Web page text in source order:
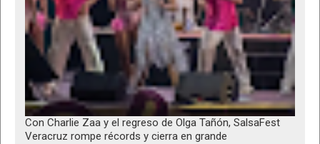
Con Charlie Zaa y el regreso de Olga Tañón, SalsaFest
Veracruz rompe récords y cierra en grande